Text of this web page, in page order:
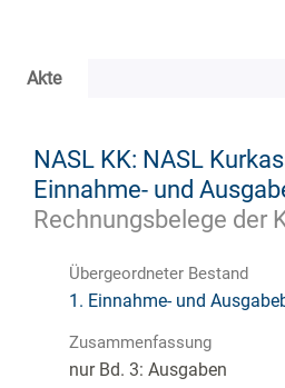
Akte
NASL KK: NASL
Einnahme- und
Rechnungsbelege der
Übergeordneter Bestand
1. Einnahme- und
Zusammenfassung
nur Bd. 3: Ausgaben